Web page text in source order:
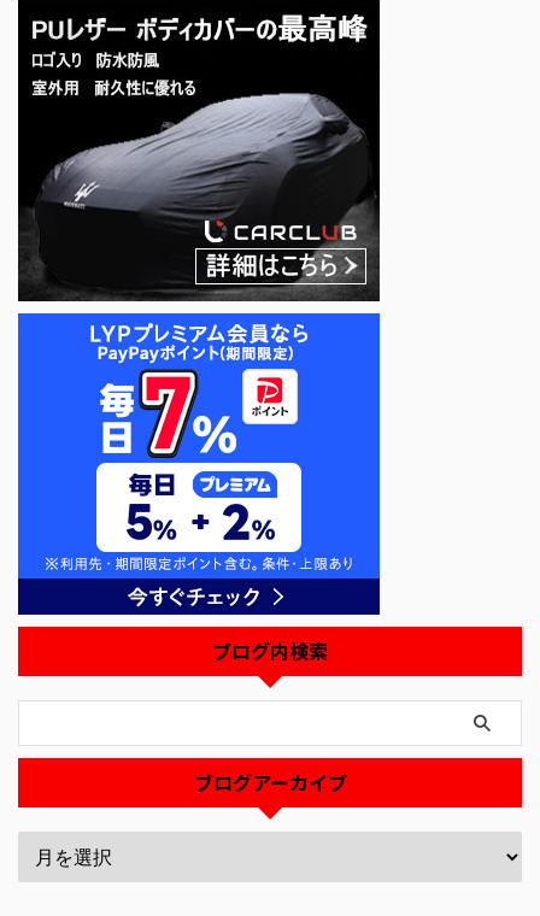
ブログ内検索
ブログアーカイブ